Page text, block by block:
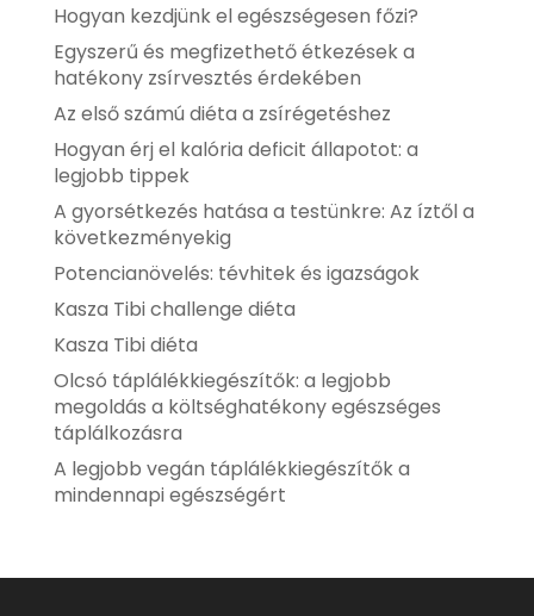
Hogyan kezdjünk el egészségesen főzi?
Egyszerű és megfizethető étkezések a
hatékony zsírvesztés érdekében
Az első számú diéta a zsírégetéshez
Hogyan érj el kalória deficit állapotot: a
legjobb tippek
A gyorsétkezés hatása a testünkre: Az íztől a
következményekig
Potencianövelés: tévhitek és igazságok
Kasza Tibi challenge diéta
Kasza Tibi diéta
Olcsó táplálékkiegészítők: a legjobb
megoldás a költséghatékony egészséges
táplálkozásra
A legjobb vegán táplálékkiegészítők a
mindennapi egészségért